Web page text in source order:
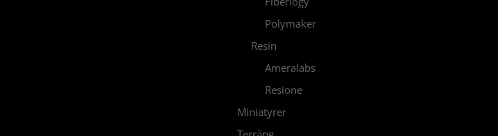
Polymaker
Resin
Ameralabs
Resione
Miniatyrer